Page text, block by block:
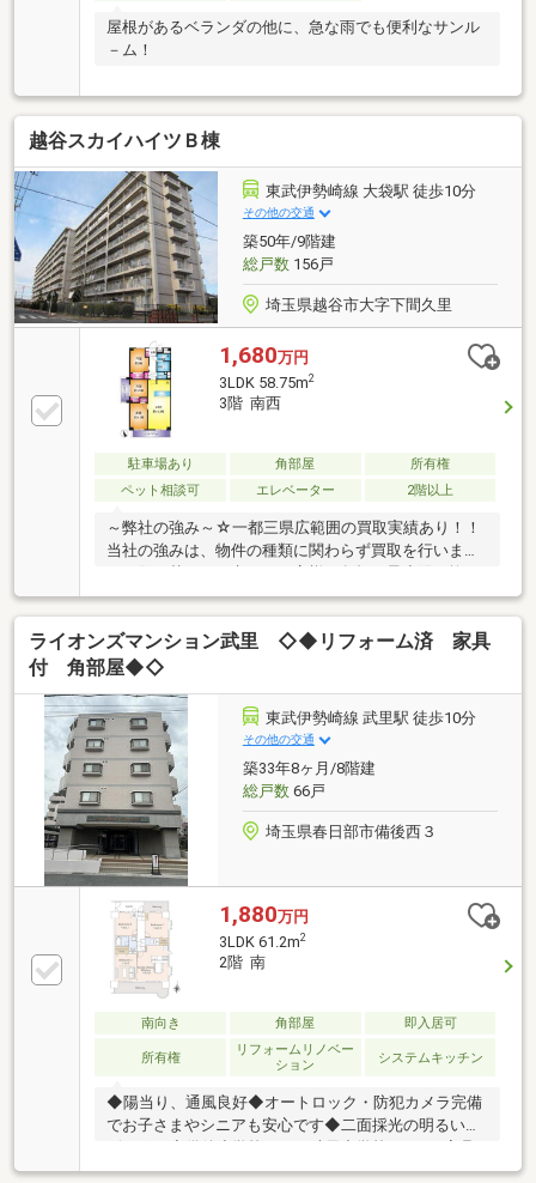
屋根があるベランダの他に、急な雨でも便利なサンル
－ム！
越谷スカイハイツＢ棟
東武伊勢崎線 大袋駅 徒歩10分
その他の交通
築50年/9階建
総戸数156戸
埼玉県越谷市大字下間久里
1,680万円
3LDK 58.75m2
3階 南西
駐車場あり 角部屋
所有権
ペット相談可
エレベーター 2階以上
～弊社の強み～☆一都三県広範囲の買取実績あり！！
当社の強みは、物件の種類に関わらず買取を行いま
た住み替えを目的とした買取も受付中です！！査定無
料秘密厳守です。☆最新の相続情報が学べるセミナー
を随時実施しています。相続に関しては、毎月開催の
無料セミナーや相談サービスを提供し、専門家による
数NO1！！弊社は昨年全店舗で4位の実績があります。
ネットワークを活かし、お客様に安心と信頼のサービ
スを提供し、楽しい物件探しをサポートさせていただ
きます。お気軽にご相談ください。
ライオンズマンション武里 ◇◆リフォーム済 家具
付 角部屋◆◇
東武伊勢崎線 武里駅 徒歩10分
その他の交通
築33年8ヶ月/8階建
総戸数66戸
埼玉県春日部市備後西３
1,880万円
3LDK 61.2m2
2階 南
南向き 角部屋 即入居可
所有権
リフォームリノベー
ション
システムキッチン
◆陽当り、通風良好◆オートロック・防犯カメラ完備
でお子さまやシニアも安心です◆二面採光の明るいリ
付フルリフォーム物件＞(2022年12月完了)（家具）ダ